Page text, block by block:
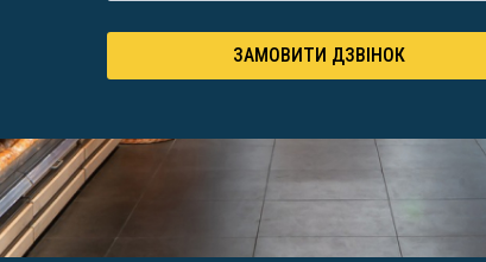
ЗАМОВИТИ ДЗВІНОК